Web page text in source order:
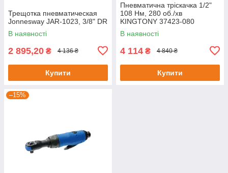
Трещотка пневматическая
Jonnesway JAR-1023, 3/8" DR
В наявності
2 895,20 ₴ 4 136 ₴
Купити
Пневматична тріскачка 1/2"
108 Нм, 280 об./хв
KINGTONY 37423-080
В наявності
4 114 ₴ 4 840 ₴
Купити
–15%